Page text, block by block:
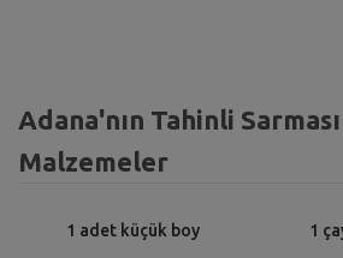
Adana'nın Tahinli
Malzemeler
1 adet küçük boy 1